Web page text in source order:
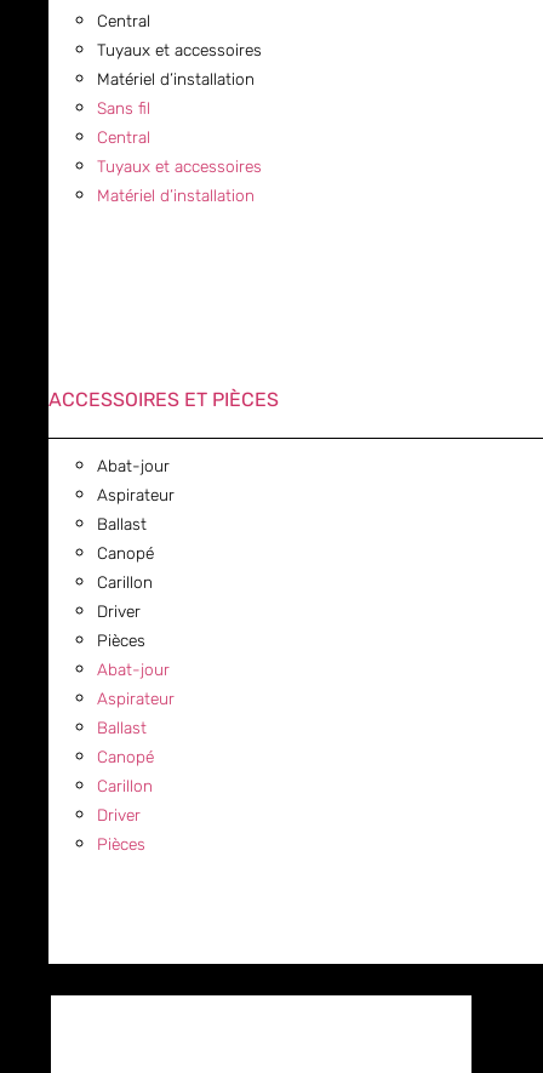
Central
Tuyaux et accessoires
Matériel d’installation
Sans fil
Central
Tuyaux et accessoires
Matériel d’installation
ACCESSOIRES ET PIÈCES
Abat-jour
Aspirateur
Ballast
Canopé
Carillon
Driver
Pièces
Abat-jour
Aspirateur
Ballast
Canopé
Carillon
Driver
Pièces